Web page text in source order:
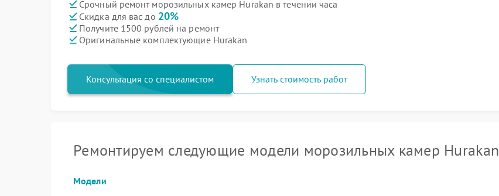
Срочный ремонт морозильных камер Hurakan в течении часа
Скидка для вас до 20%
Получите 1500 рублей на ремонт
Оригинальные комплектующие Hurakan
Консультация со специалистом Узнать стоимость работ
Ремонтируем следующие модели морозильных камер Hurakan
Модели